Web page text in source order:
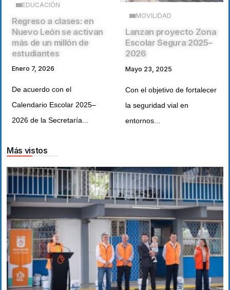
EDUCACIÓN
Regreso a clases: en
Nuevo León se activan
más de un millón de
estudiantes
Enero 7, 2026
De acuerdo con el
Calendario Escolar 2025–
2026 de la Secretaría...
MOVILIDAD
Lanzan proyecto Zona
Escolar Segura 2025–
2026
Mayo 23, 2025
Con el objetivo de fortalecer
la seguridad vial en
entornos...
Más vistos